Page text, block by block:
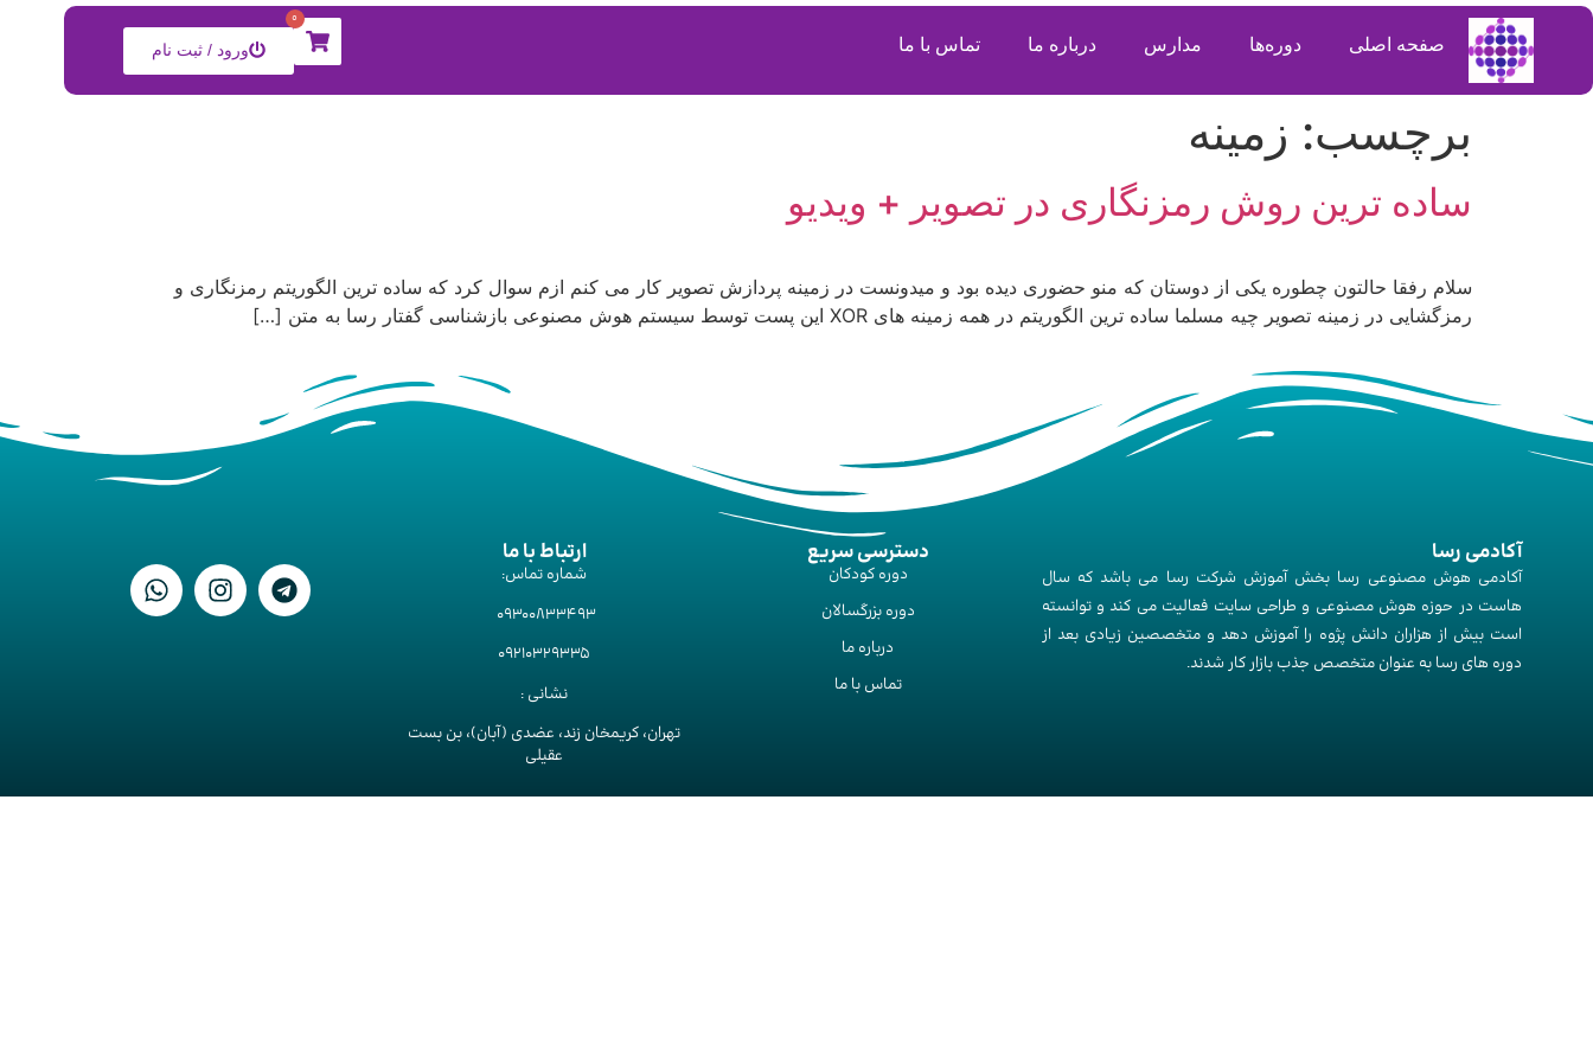
صفحه اصلی دوره‌ها مدارس درباره ما تماس با ما
0
ورود / ثبت نام
برچسب: زمینه
ساده ترین روش رمزنگاری در تصویر + ویدیو
سلام رفقا حالتون چطوره یکی از دوستان که منو حضوری دیده بود و میدونست در زمینه پردازش تصویر کار می کنم ازم سوال کرد که ساده ترین الگوریتم رمزنگاری و
رمزگشایی در زمینه تصویر چیه مسلما ساده ترین الگوریتم در همه زمینه های XOR این پست توسط سیستم هوش مصنوعی بازشناسی گفتار رسا به متن […]
آکادمی رسا
آکادمی هوش مصنوعی رسا بخش آموزش شرکت رسا می باشد که سال
هاست در حوزه هوش مصنوعی و طراحی سایت فعالیت می کند و توانسته
است بیش از هزاران دانش پژوه را آموزش دهد و متخصصین زیادی بعد از
دوره های رسا به عنوان متخصص جذب بازار کار شدند.
دسترسی سریع
دوره‌ کودکان
دوره‌ بزرگسالان
درباره ما
تماس با ما
ارتباط با ما
شماره تماس:
09300833493
09210329335
نشانی :
تهران، کریمخان زند، عضدی (آبان)، بن بست
عقیلی